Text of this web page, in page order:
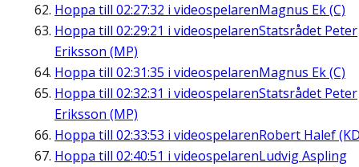
Hoppa till 02:27:32 i videospelarenMagnus Ek (C)
Hoppa till 02:29:21 i videospelarenStatsrådet Peter
Eriksson (MP)
Hoppa till 02:31:35 i videospelarenMagnus Ek (C)
Hoppa till 02:32:31 i videospelarenStatsrådet Peter
Eriksson (MP)
Hoppa till 02:33:53 i videospelarenRobert Halef
Hoppa till 02:40:51 i videospelarenLudvig Aspling